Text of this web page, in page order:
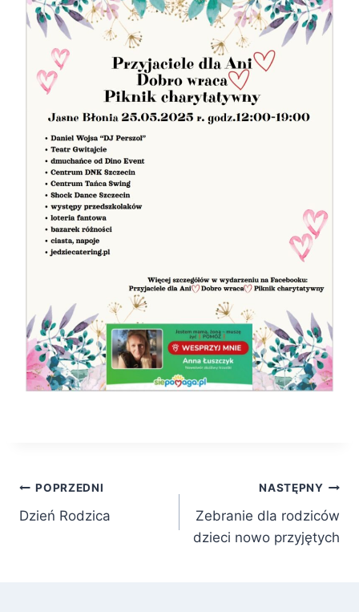
Nawigacja
wpisu
POPRZEDNI
Dzień Rodzica
NASTĘPNY
Zebranie dla rodziców
dzieci nowo przyjętych